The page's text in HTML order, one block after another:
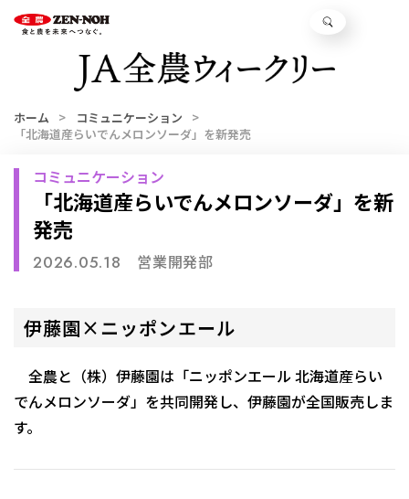
ホーム
コミュニケーション
「北海道産らいでんメロンソーダ」を新発売
コミュニケーション
「北海道産らいでんメロンソーダ」を新
発売
2026.05.18 営業開発部
伊藤園×ニッポンエール
全農と（株）伊藤園は「ニッポンエール 北海道産らい
でんメロンソーダ」を共同開発し、伊藤園が全国販売しま
す。